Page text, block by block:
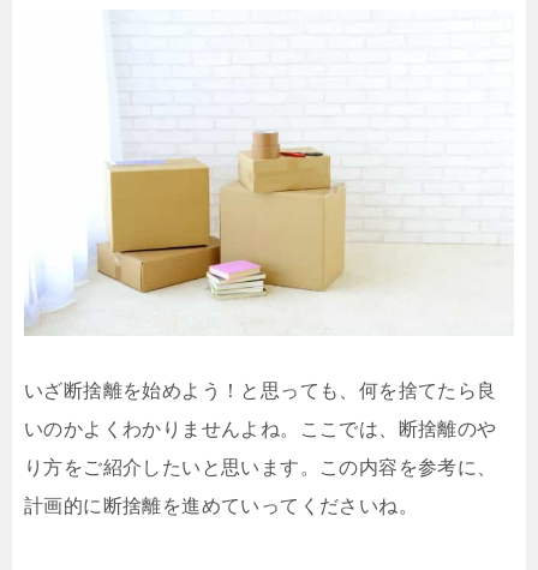
いざ断捨離を始めよう！と思っても、何を捨てたら良
いのかよくわかりませんよね。ここでは、断捨離のや
り方をご紹介したいと思います。この内容を参考に、
計画的に断捨離を進めていってくださいね。